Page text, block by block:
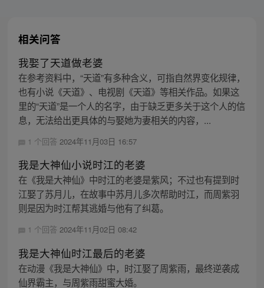
相关问答
我娶了天道做老婆
在参考资料中，“天道”有多种含义，可指自然界变化规律，
也有小说《天道》、电视剧《天道》等相关作品。如果这
里的“天道”是一个人的名字，由于缺乏更多关于这个人的信
息，无法给出更具体的与娶她为妻相关的内容，...
1 个回答 2024年11月03日 16:57
我是大神仙小说时江的老婆
在《我是大神仙》中时江的老婆是紫风；不过也有提到时
江娶了苏月儿，在故事中苏月儿多次帮助时江，而周紫羽
则是因为时江帮其逃婚与他有了纠葛。
1 个回答 2024年11月02日 08:42
我是大神仙时江最后的老婆
在动漫《我是大神仙》中，时江娶了周紫雨，最终逆袭成
仙界霸主，与周紫雨甜蜜大婚。